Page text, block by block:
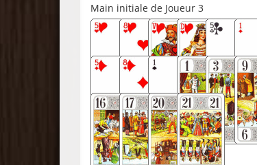
Main initiale de Joueur 3